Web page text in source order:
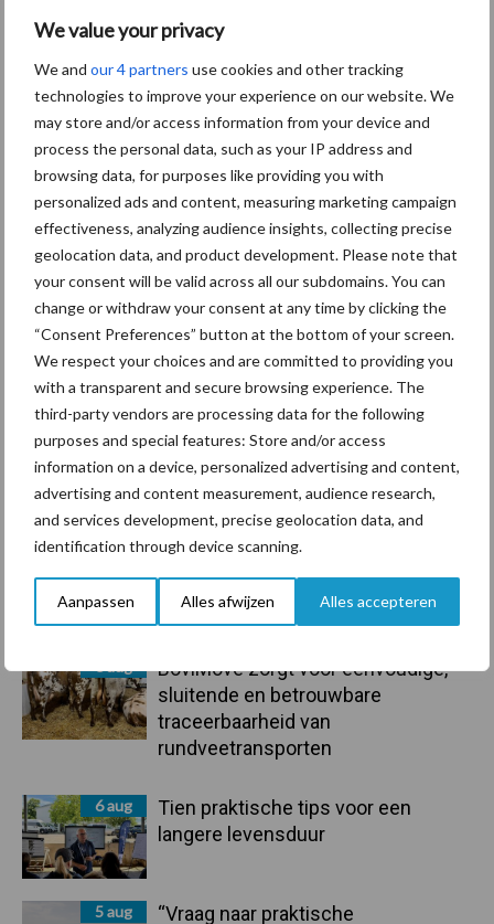
We value your privacy
We and our 4 partners use cookies and other tracking
technologies to improve your experience on our website. We
may store and/or access information from your device and
process the personal data, such as your IP address and
browsing data, for purposes like providing you with
personalized ads and content, measuring marketing campaign
effectiveness, analyzing audience insights, collecting precise
geolocation data, and product development. Please note that
your consent will be valid across all our subdomains. You can
change or withdraw your consent at any time by clicking the
“Consent Preferences” button at the bottom of your screen.
We respect your choices and are committed to providing you
with a transparent and secure browsing experience. The
third-party vendors are processing data for the following
purposes and special features: Store and/or access
information on a device, personalized advertising and content,
advertising and content measurement, audience research,
and services development, precise geolocation data, and
identification through device scanning.
Aanpassen Alles afwijzen Alles accepteren
Primaire
Sidebar
Recent nieuws Partner nieuws
7 aug
De speenhuid: een vaak
onderschatte risicofactor voor
mastitis
BoviMove zorgt voor eenvoudige,
sluitende en betrouwbare
traceerbaarheid van
rundveetransporten
6 aug
Tien praktische tips voor een
langere levensduur
5 aug
“Vraag naar praktische
traceerbaarheid van
rundveetransporten
Provincie Antwerpen breidt
onttrekkingsverbod uit:
geen water meer
oppompen uit onbevaarbare
waterlopen
Tips voor het voeren van
koeien bij warm weer